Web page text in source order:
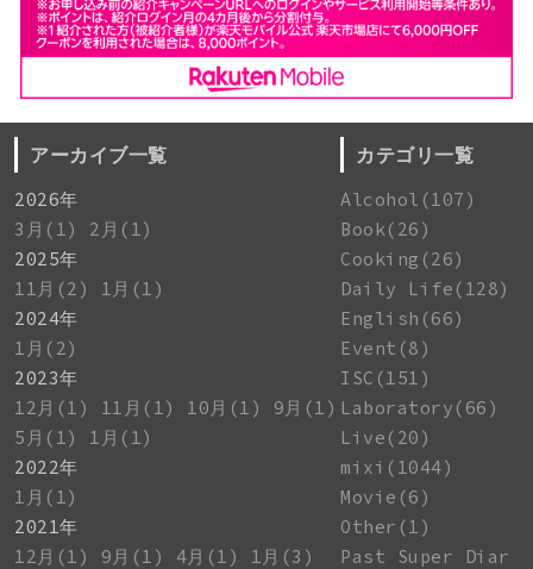
アーカイブ一覧
2026年
3月(1)
2月(1)
2025年
11月(2)
1月(1)
2024年
1月(2)
2023年
12月(1)
11月(1) 10月(1)
9月(1)
5月(1)
1月(1)
2022年
1月(1)
2021年
12月(1)
9月(1) 4月(1)
1月(3)
カテゴリ一覧
Alcohol(107)
Book(26)
Cooking(26)
Daily Life(128)
English(66)
Event(8)
ISC(151)
Laboratory(66)
Live(20)
mixi(1044)
Movie(6)
Other(1)
Past Super Diar